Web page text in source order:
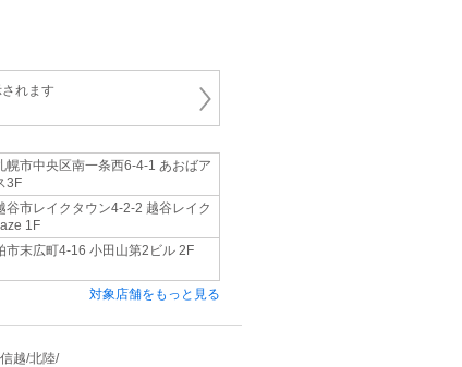
れます
幌市中央区南一条西6-4-1 あおばア
3F
谷市レイクタウン4-2-2 越谷レイク
1F
市末広町4-16 小田山第2ビル 2F
対象店舗をもっと見る
越/北陸/